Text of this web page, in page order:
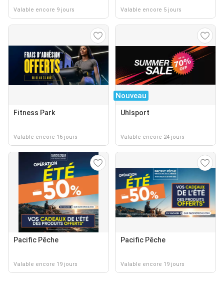
Valable encore 9 jours Valable encore 5 jours
Fitness Park
Valable encore 16 jours
Nouveau
Uhlsport
Valable encore 24 jours
Pacific Pêche
Valable encore 19 jours
Pacific Pêche
Valable encore 19 jours